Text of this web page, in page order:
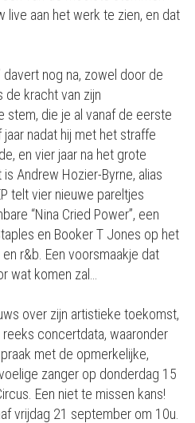
live aan het werk te zien, en dat
davert nog na, zowel door de
de kracht van zijn
stem, die je al vanaf de eerste
nadat hij met het straffe
en vier jaar na het grote
Andrew Hozier-Byrne, alias
telt vier nieuwe pareltjes
“Nina Cried Power”, een
en Booker T Jones op het
r&b. Een voorsmaakje dat
wat komen zal…
over zijn artistieke toekomst,
concertdata, waaronder
met de opmerkelijke,
zanger op donderdag 15
Een niet te missen kans!
vrijdag 21 september om 10u.